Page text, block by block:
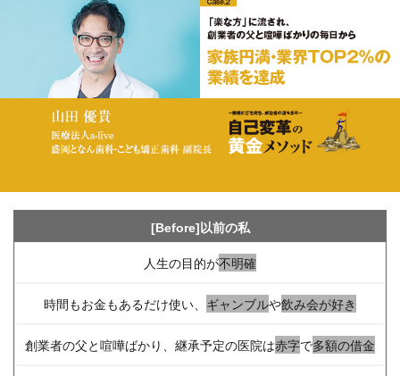
[Before]以前の私
人生の目的が不明確
時間もお金もあるだけ使い、 ギャンブルや飲み会が好き
創業者の父と喧嘩ばかり、継承予定の医院は赤字で多額の借金
組織力 目標設定 社会貢献
事業戦略
人材育成
自己管理 夢 日本青年会議所
検索